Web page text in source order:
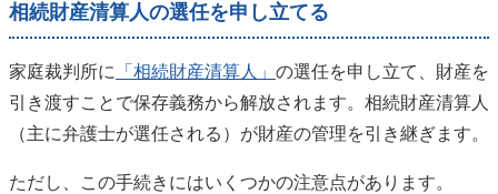
相続財産清算人の選任を申し立てる
家庭裁判所に 「相続財産清算人」 の選任を申し立て、財産を
引き渡すことで保存義務から解放されます。相続財産清算人
（主に弁護士が選任される）が財産の管理を引き継ぎます。
ただし、この手続きにはいくつかの注意点があります。